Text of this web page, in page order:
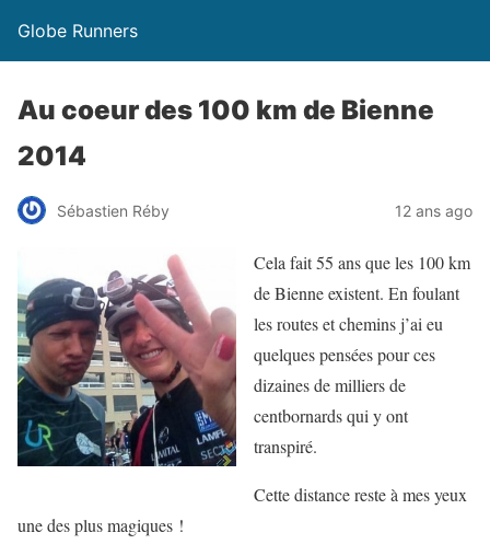
Globe Runners
Au coeur des 100 km de Bienne
2014
Sébastien Réby 12 ans ago
Cela fait 55 ans que les 100 km
de Bienne existent. En foulant
les routes et chemins j’ai eu
quelques pensées pour ces
dizaines de milliers de
centbornards qui y ont
transpiré.
Cette distance reste à mes yeux
une des plus magiques !